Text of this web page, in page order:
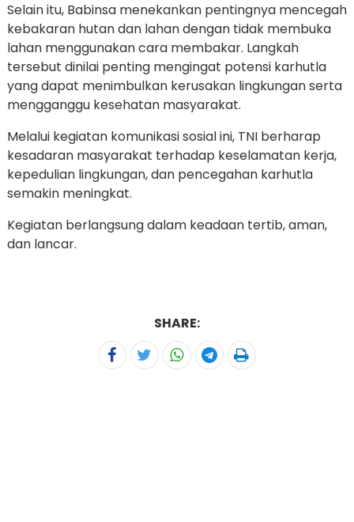
Selain itu, Babinsa menekankan pentingnya mencegah
kebakaran hutan dan lahan dengan tidak membuka
lahan menggunakan cara membakar. Langkah
tersebut dinilai penting mengingat potensi karhutla
yang dapat menimbulkan kerusakan lingkungan serta
mengganggu kesehatan masyarakat.
Melalui kegiatan komunikasi sosial ini, TNI berharap
kesadaran masyarakat terhadap keselamatan kerja,
kepedulian lingkungan, dan pencegahan karhutla
semakin meningkat.
Kegiatan berlangsung dalam keadaan tertib, aman,
dan lancar.
SHARE: